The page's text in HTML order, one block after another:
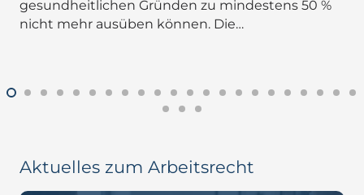
gesundheitlichen Gründen zu mindestens 50 %
nicht mehr ausüben können. Die…
Aktuelles zum Arbeitsrecht